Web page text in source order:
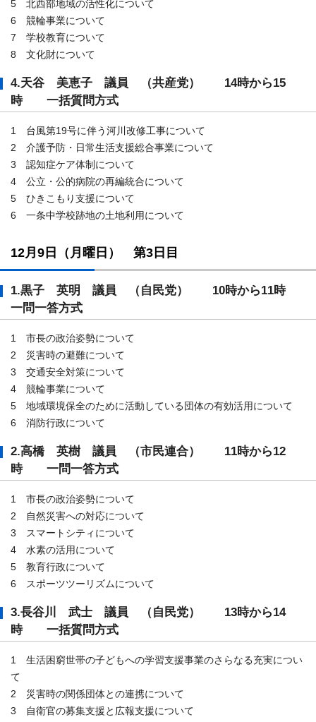
5 北西部地域の活性化について
6 競輪事業について
7 学校教育について
8 文化財について
4.天谷 美恵子 議員 （共産党） 14時から15
時 一括質問方式
1 台風第19号に伴う河川改修工事について
2 介護予防・日常生活支援総合事業について
3 認知症ケア体制について
4 公立・公的病院の再編統合について
5 ひきこもり支援について
6 一条中学校跡地の土地利用について
12月9日（月曜日） 第3日目
1.黒子 英明 議員 （自民党） 10時から11時
一問一答方式
1 市長の政治姿勢について
2 災害時の避難について
3 交通安全対策について
4 競輪事業について
5 地域環境保全のために活動している団体の有効活用について
6 消防行政について
2.高橋 英樹 議員 （市民連合） 11時から12
時 一問一答方式
1 市長の政治姿勢について
2 自然災害への対応について
3 スマートシティについて
4 水素の活用について
5 教育行政について
6 スポーツツーリズムについて
3.長谷川 武士 議員 （自民党） 13時から14
時 一括質問方式
1 生活困窮世帯の子どもへの学習支援事業のさらなる充実につい
て
2 災害時の関係団体との連携について
3 自衛官の募集支援と広報支援について